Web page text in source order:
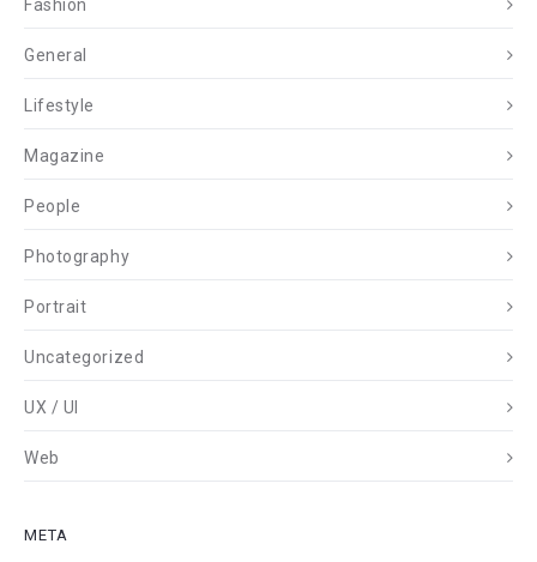
Fashion
General
Lifestyle
Magazine
People
Photography
Portrait
Uncategorized
UX / UI
Web
META